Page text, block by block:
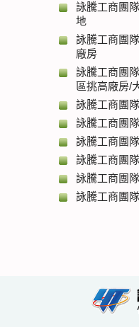
詠騰工商團
地
詠騰工商團
廠房
詠騰工商團
區挑高廠房/
詠騰工商團
詠騰工商團
詠騰工商團
詠騰工商團
詠騰工商團
詠騰工商團